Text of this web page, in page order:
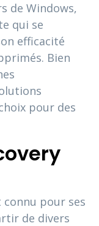
de Windows,
qui se
efficacité
Bien
pour des
connu pour ses
de divers